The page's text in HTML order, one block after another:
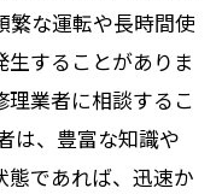
繁な運転や長時間使
することがありま
理業者に相談するこ
は、豊富な知識や
態であれば、迅速か